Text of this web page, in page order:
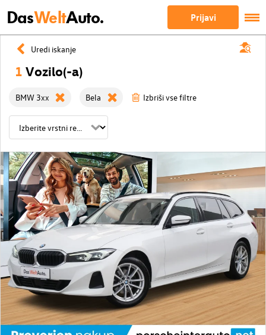
DasWeltAuto. Prijavi
Uredi iskanje
1 Vozilo(-a)
BMW 3xx Bela Izbriši vse filtre